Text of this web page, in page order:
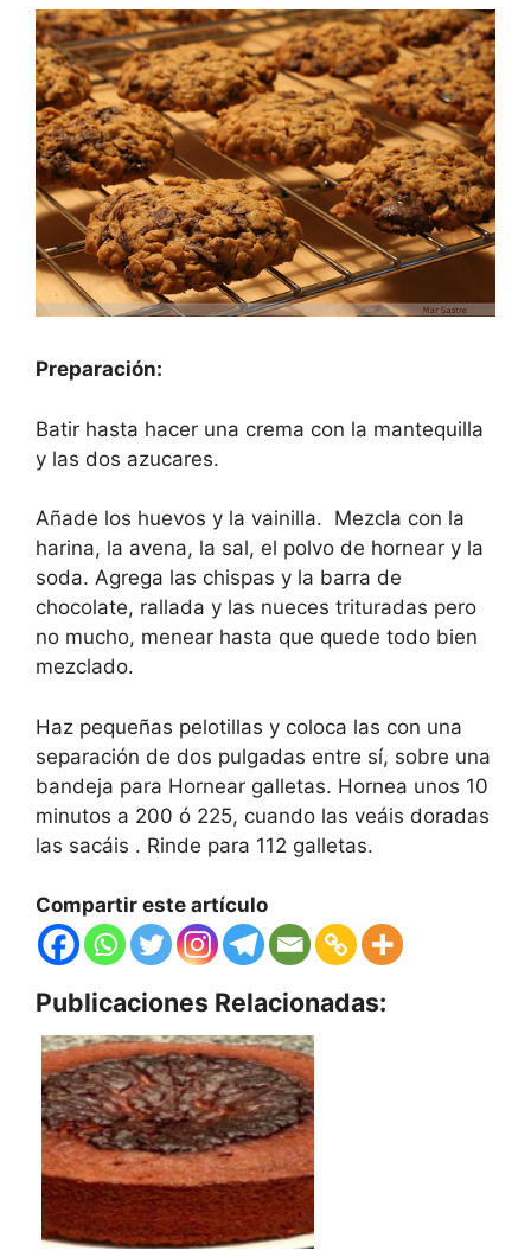
Preparación:
Batir hasta hacer una crema con la mantequilla
y las dos azucares.
Añade los huevos y la vainilla. Mezcla con la
harina, la avena, la sal, el polvo de hornear y la
soda. Agrega las chispas y la barra de
chocolate, rallada y las nueces trituradas pero
no mucho, menear hasta que quede todo bien
mezclado.
Haz pequeñas pelotillas y coloca las con una
separación de dos pulgadas entre sí, sobre una
bandeja para Hornear galletas. Hornea unos 10
minutos a 200 ó 225, cuando las veáis doradas
las sacáis . Rinde para 112 galletas.
Compartir este artículo
Publicaciones Relacionadas: